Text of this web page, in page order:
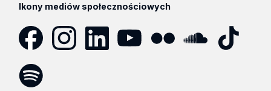
Ikony mediów społecznościowych